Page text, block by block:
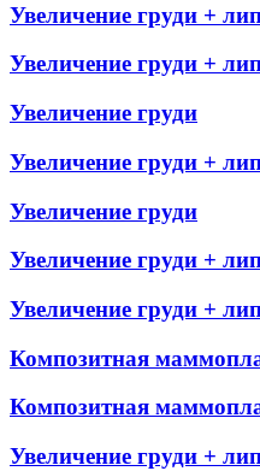
Увеличение груди +
Увеличение груди +
Увеличение груди
Увеличение груди +
Увеличение груди
Увеличение груди +
Увеличение груди +
Композитная
Композитная
Увеличение груди +